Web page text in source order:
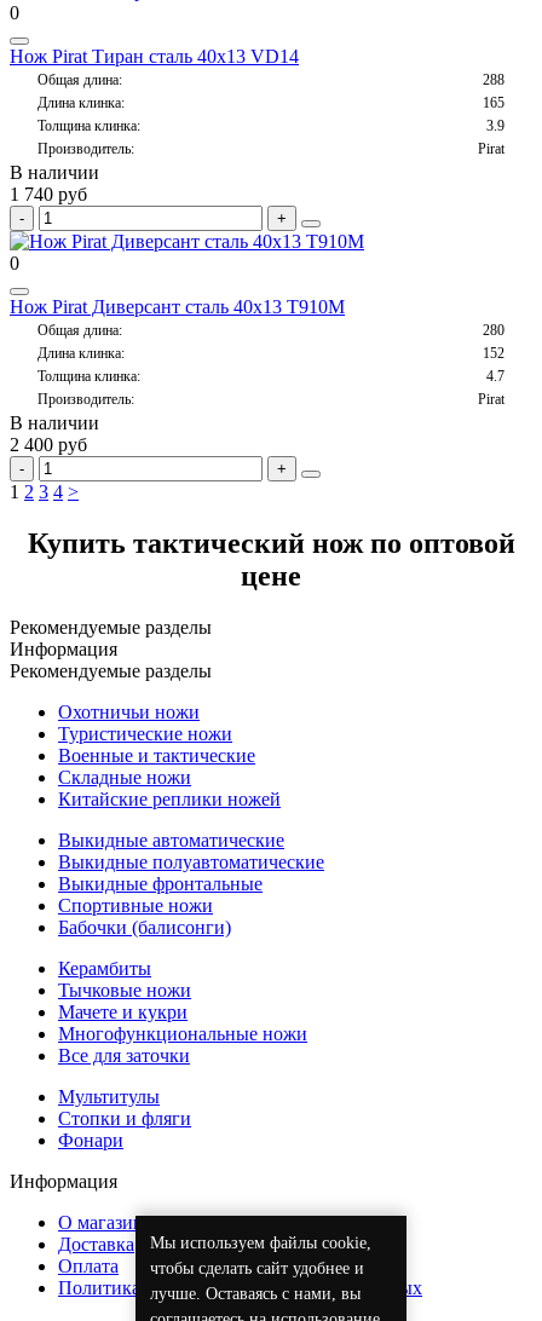
Мы используем файлы cookie,
чтобы сделать сайт удобнее и
лучше. Оставаясь с нами, вы
0
Нож Pirat Тиран сталь 40х13 VD14
Общая длина:
288
Длина клинка:
165
Толщина клинка:
3.9
Производитель:
Pirat
В наличии
1 740 руб
0
Нож Pirat Диверсант сталь 40х13 T910M
Общая длина:
280
Длина клинка:
152
Толщина клинка:
4.7
Производитель:
Pirat
В наличии
2 400 руб
1 2 3 4 >
Купить тактический нож по оптовой
цене
Рекомендуемые разделы
Информация
Рекомендуемые разделы
Охотничьи ножи
Туристические ножи
Военные и тактические
Складные ножи
Китайские реплики ножей
Выкидные автоматические
Выкидные полуавтоматические
Выкидные фронтальные
Спортивные ножи
Бабочки (балисонги)
Керамбиты
Тычковые ножи
Мачете и кукри
Многофункциональные ножи
Все для заточки
Мультитулы
Стопки и фляги
Фонари
Информация
О магазине
Доставка
Оплата
Политика обработки персональных данных